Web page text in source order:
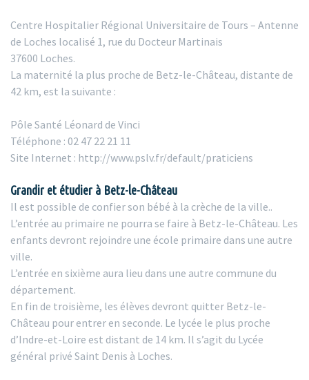
Centre Hospitalier Régional Universitaire de Tours – Antenne
de Loches localisé 1, rue du Docteur Martinais
37600 Loches.
La maternité la plus proche de Betz-le-Château, distante de
42 km, est la suivante :
Pôle Santé Léonard de Vinci
Téléphone : 02 47 22 21 11
Site Internet : http://www.pslv.fr/default/praticiens
Grandir et étudier à Betz-le-Château
Il est possible de confier son bébé à la crèche de la ville..
L’entrée au primaire ne pourra se faire à Betz-le-Château. Les
enfants devront rejoindre une école primaire dans une autre
ville.
L’entrée en sixième aura lieu dans une autre commune du
département.
En fin de troisième, les élèves devront quitter Betz-le-
Château pour entrer en seconde. Le lycée le plus proche
d’Indre-et-Loire est distant de 14 km. Il s’agit du Lycée
général privé Saint Denis à Loches.